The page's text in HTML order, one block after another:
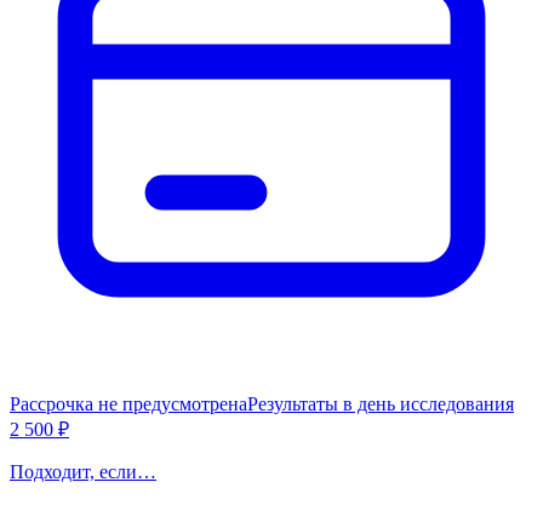
Рассрочка не предусмотренаРезультаты в день исследования
2 500 ₽
Подходит, если…